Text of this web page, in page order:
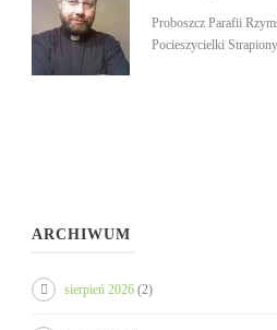
Proboszcz Parafii
Pocieszycielki
ARCHIWUM
sierpień 2026 (2)